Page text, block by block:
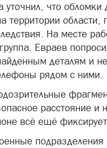
уточнил, что обломки
территории области,
На месте
Евраев
деталям и
рядом с ними.
расстояние и
всё ещё